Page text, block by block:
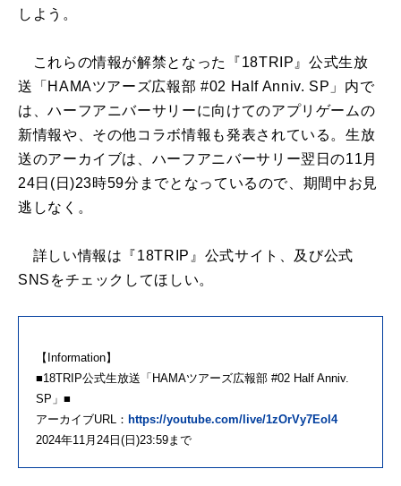
しよう。
これらの情報が解禁となった『18TRIP』公式生放
送「HAMAツアーズ広報部 #02 Half Anniv. SP」内で
は、ハーフアニバーサリーに向けてのアプリゲームの
新情報や、その他コラボ情報も発表されている。生放
送のアーカイブは、ハーフアニバーサリー翌日の11月
24日(日)23時59分までとなっているので、期間中お見
逃しなく。
詳しい情報は『18TRIP』公式サイト、及び公式
SNSをチェックしてほしい。
【Information】
■18TRIP公式生放送「HAMAツアーズ広報部 #02 Half Anniv.
SP」■
アーカイブURL： https://youtube.com/live/1zOrVy7Eol4
2024年11月24日(日)23:59まで